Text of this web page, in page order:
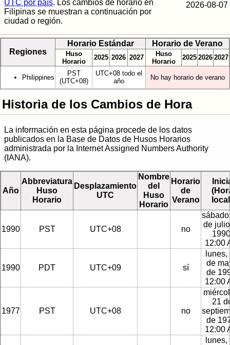
2026-08-07
UTC por país. Los cambios de horario en
Filipinas se muestran a continuación por
ciudad o región.
Regiones
Horario Estándar Horario de Verano
Huso
Horario
2025 2026 2027
Huso
Horario
2025 2026 2027
Philippines
PST
(UTC+08)
UTC+08 todo el
año
No hay horario de verano
Historia de los Cambios de Hora
La información en esta página procede de los datos
publicados en la Base de Datos de Husos Horarios
administrada por la Internet Assigned Numbers Authority
(IANA).
Año
Abbreviatura
Huso
Horario
Desplazamiento
UTC
Nombre
del
Huso
Horario
Horario
de
Verano
1990 PST UTC+08 no
de
12:00
1990 PDT UTC+09 sí
lunes,
de
de
12:00
1977 PST UTC+08 no
21
de
12:00
lunes,